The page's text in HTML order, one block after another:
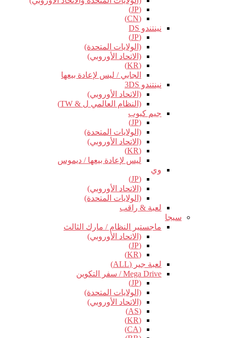
(JP)
(CN)
نينتندو DS
(JP)
(الولايات المتحدة)
(الاتحاد الأوروبي)
(KR)
الجابي / ليس لإعادة بيعها
نينتندو 3DS
(الاتحاد الأوروبي)
(النظام العالمي ل & TW)
جيم كيوب
(JP)
(الولايات المتحدة)
(الاتحاد الأوروبي)
(KR)
ليس لإعادة بيعها / ديموس
وي
(JP)
(الاتحاد الأوروبي)
(الولايات المتحدة)
لعبة & راقب
سيجا
ماجستير النظام / مارك الثالث
(الاتحاد الأوروبي)
(JP)
(KR)
لعبة جير (ALL)
Mega Drive / سفر التكوين
(JP)
(الولايات المتحدة)
(الاتحاد الأوروبي)
(AS)
(KR)
(CA)